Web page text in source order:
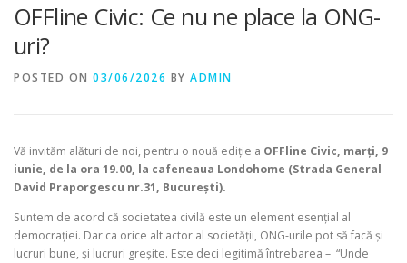
OFFline Civic: Ce nu ne place la ONG-
uri?
POSTED ON 03/06/2026 BY ADMIN
Vă invităm alături de noi, pentru o nouă ediție a OFFline Civic, marți, 9
iunie, de la ora 19.00, la cafeneaua Londohome (Strada General
David Praporgescu nr.31, București).
Suntem de acord că societatea civilă este un element esențial al
democrației. Dar ca orice alt actor al societății, ONG-urile pot să facă și
lucruri bune, și lucruri greșite. Este deci legitimă întrebarea – “Unde